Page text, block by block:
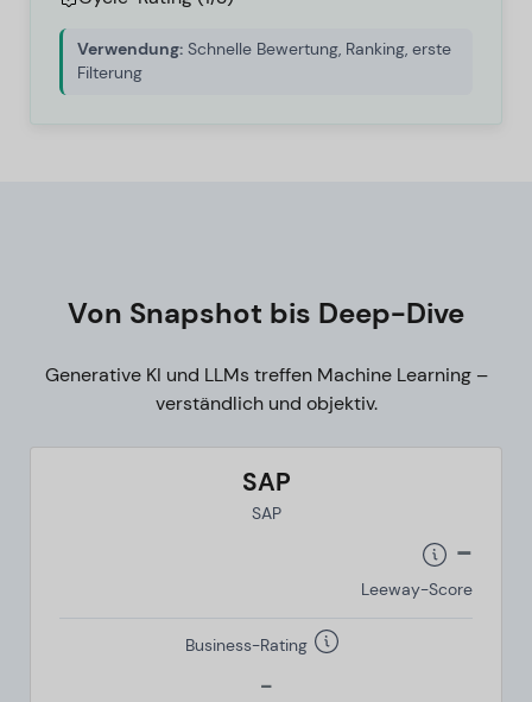
Verwendung: Schnelle Bewertung, Ranking, erste
Filterung
Von Snapshot bis Deep-Dive
Generative KI und LLMs treffen Machine Learning –
verständlich und objektiv.
SAP
SAP
-
Leeway-Score
Business-Rating
-